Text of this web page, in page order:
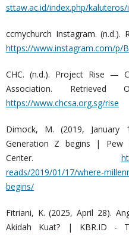
sttaw.ac.id/index.php/kaluteros/
ccmychurch Instagram.
https://www.instagram.com/p/
CHC. (n.d.). Project Rise —
Association.
https://www.chcsa.org.sg/rise
Dimock, M. (2019, January
Generation Z begins | Pew
Center.
reads/2019/01/17/where-
begins/
Fitriani, K. (2025, April 28).
Akidah Kuat? | KBR.ID -